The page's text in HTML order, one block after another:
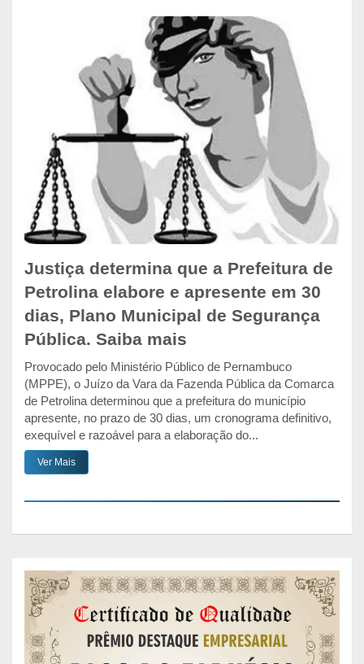
Justiça determina que a Prefeitura de
Petrolina elabore e apresente em 30
dias, Plano Municipal de Segurança
Pública. Saiba mais
Provocado pelo Ministério Público de Pernambuco
(MPPE), o Juízo da Vara da Fazenda Pública da Comarca
de Petrolina determinou que a prefeitura do município
apresente, no prazo de 30 dias, um cronograma definitivo,
exequível e razoável para a elaboração do...
Ver Mais